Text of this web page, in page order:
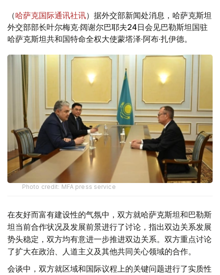
（哈萨克国际通讯社讯）据外交部新闻处消息，哈萨克斯坦
外交部部长叶尔梅克·阔谢尔巴耶夫24日会见巴勒斯坦国驻
哈萨克斯坦共和国特命全权大使蒙塔泽·阿布·扎伊德。
Photo credit: MFA press service
在友好而富有建设性的气氛中，双方就哈萨克斯坦和巴勒斯
坦当前合作状况及发展前景进行了讨论，指出双边关系发展
势头稳定，双方均有意进一步推进双边关系。双方重点讨论
了扩大在政治、人道主义及其他共同关心领域的合作。
会谈中，双方就区域和国际议程上的关键问题进行了实质性